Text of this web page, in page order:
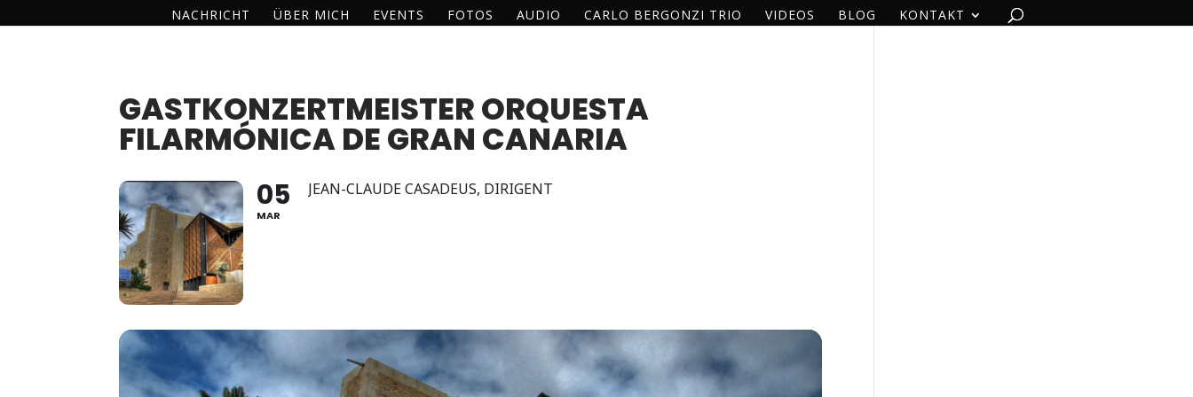
NACHRICHT ÜBER MICH EVENTS FOTOS AUDIO CARLO BERGONZI TRIO VIDEOS BLOG KONTAKT
GASTKONZERTMEISTER ORQUESTA
FILARMÓNICA DE GRAN CANARIA
05
MAR
JEAN-CLAUDE CASADEUS, DIRIGENT